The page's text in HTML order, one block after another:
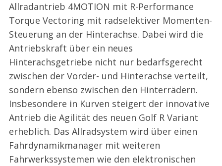
Allradantrieb 4MOTION mit R-Performance
Torque Vectoring mit radselektiver Momenten-
Steuerung an der Hinterachse. Dabei wird die
Antriebskraft über ein neues
Hinterachsgetriebe nicht nur bedarfsgerecht
zwischen der Vorder- und Hinterachse verteilt,
sondern ebenso zwischen den Hinterrädern.
Insbesondere in Kurven steigert der innovative
Antrieb die Agilität des neuen Golf R Variant
erheblich. Das Allradsystem wird über einen
Fahrdynamikmanager mit weiteren
Fahrwerkssystemen wie den elektronischen